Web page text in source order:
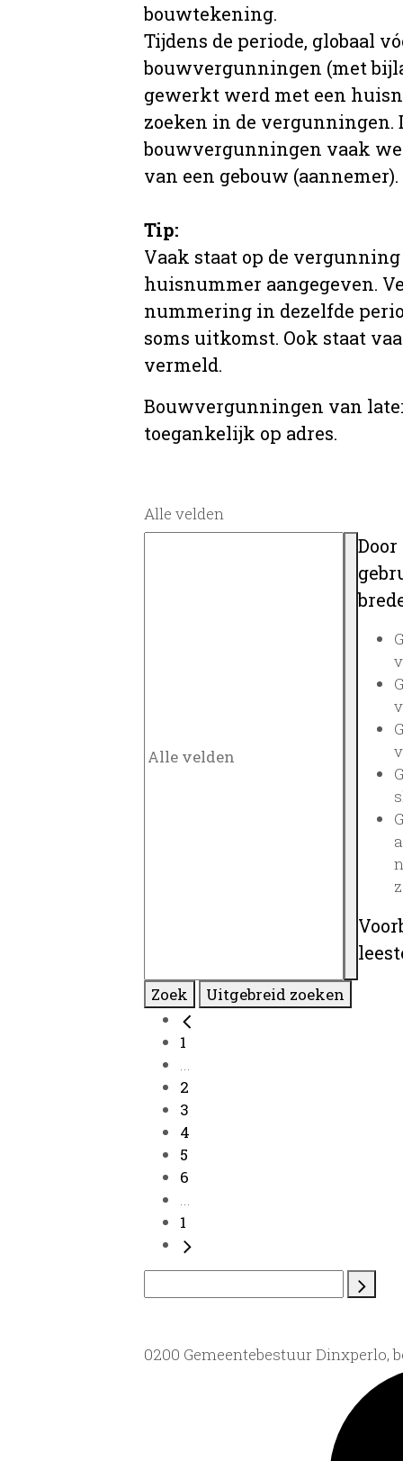
bouwtekening.
Tijdens de periode, globaal
bouwvergunningen (met
gewerkt werd met een
zoeken in de vergunningen.
bouwvergunningen vaak
van een gebouw (aannemer).
Tip:
Vaak staat op de
huisnummer aangegeven.
nummering in dezelfde
soms uitkomst. Ook staat
vermeld.
Bouwvergunningen van
toegankelijk op adres.
Alle velden
Zoek Uitgebreid zoeken
1
...
2
3
4
5
6
...
1
0200 Gemeentebestuur Dinxperlo,